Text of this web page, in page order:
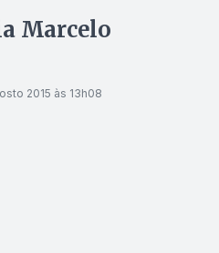
Marcelo
2015 às 13h08